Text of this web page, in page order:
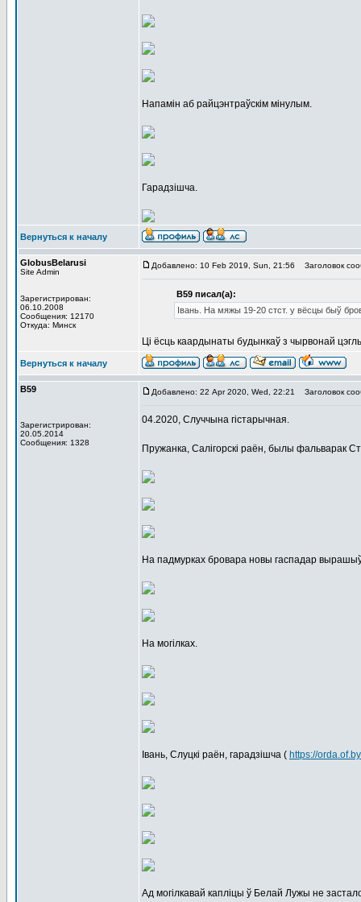
Напамін аб райцэнтраўскім мінулым.
Гарадзішча.
Вернуться к началу
GlobusBelarusi
Site Admin
Зарегистрирован:
06.10.2008
Сообщения: 12170
Откуда: Минск
Добавлено: 10 Feb 2019, Sun, 21:56 Заголовок
В59 писал(а):
Івань. На мяжы 19-20 стст. у вёсцы быў
Ці ёсць каардынаты будынкаў з чырвонай
Вернуться к началу
В59
Зарегистрирован:
20.05.2014
Сообщения: 1328
Добавлено: 22 Apr 2020, Wed, 22:21 Заголовок
04.2020, Случчына гістарычная.
Пружанка, Салігорскі раён, былы фальварак
На падмурках бровара новы гаспадар
На могілках.
Івань, Слуцкі раён, гарадзішча ( https://
Ад могілкавай капліцы ў Белай Лужы не